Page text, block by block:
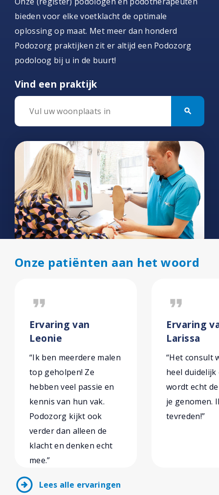
bieden voor elke voetklacht de optimale
oplossing op maat. Met meer dan honderd
Podozorg praktijken zit er altijd een Podozorg
podoloog bij u in de buurt!
Vind een praktijk
search
Onze patiënten aan het woord
format_quote
Ervaring van
Leonie
“Ik ben meerdere malen
top geholpen! Ze
hebben veel passie en
kennis van hun vak.
Podozorg kijkt ook
verder dan alleen de
klacht en denken echt
mee.”
format_quote
Ervaring
Larissa
“Het consult
heel duidelijk
wordt echt
je genomen.
tevreden!”
arrow_circle_right Lees alle ervaringen